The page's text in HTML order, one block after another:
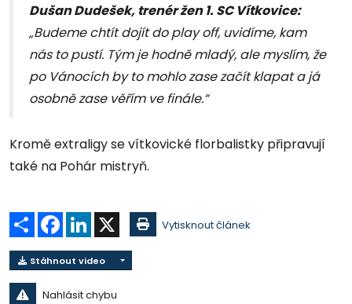
Dušan Dudešek, trenér žen 1. SC Vítkovice:
„Budeme chtít dojít do play off, uvidíme, kam
nás to pustí. Tým je hodně mladý, ale myslím, že
po Vánocích by to mohlo zase začít klapat a já
osobně zase věřím ve finále.“
Kromě extraligy se vítkovické florbalistky připravují
také na Pohár mistryň.
Sdílet Facebook
LinkedIn Vytisknout článek
Stáhnout video
Nahlásit chybu